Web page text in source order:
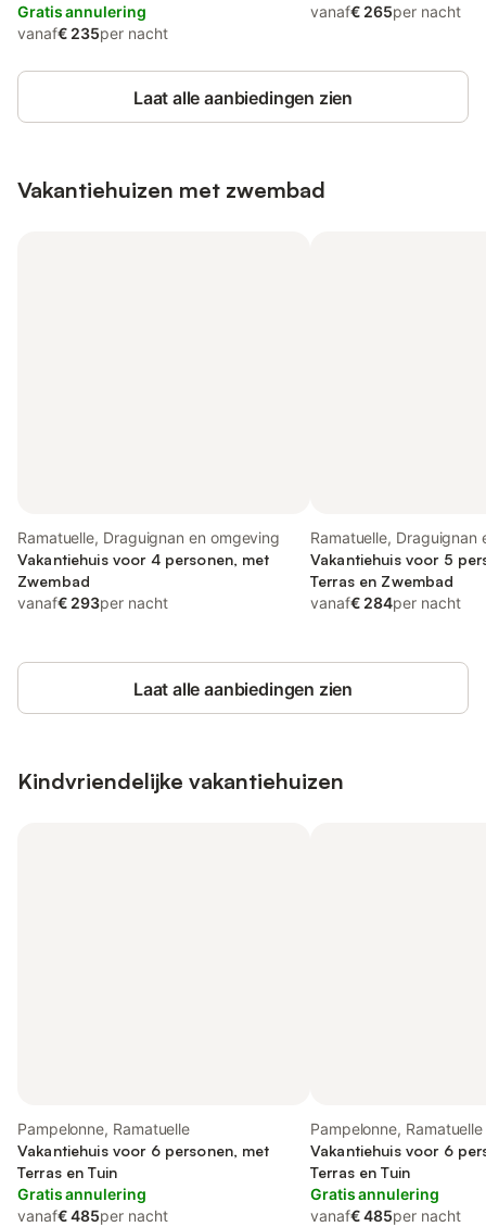
Gratis annulering
vanaf€ 235per nacht
vanaf€ 265per nacht
Laat alle aanbiedingen zien
Vakantiehuizen met zwembad
Ramatuelle, Draguignan en omgeving
Vakantiehuis voor 4 personen, met
Zwembad
vanaf€ 293per nacht
Ramatuelle, Draguignan
Vakantiehuis voor 5
Terras en Zwembad
vanaf€ 284per nacht
Laat alle aanbiedingen zien
Kindvriendelijke vakantiehuizen
Pampelonne, Ramatuelle
Vakantiehuis voor 6 personen, met
Terras en Tuin
Gratis annulering
vanaf€ 485per nacht
Pampelonne, Ramatuelle
Vakantiehuis voor 6
Terras en Tuin
Gratis annulering
vanaf€ 485per nacht